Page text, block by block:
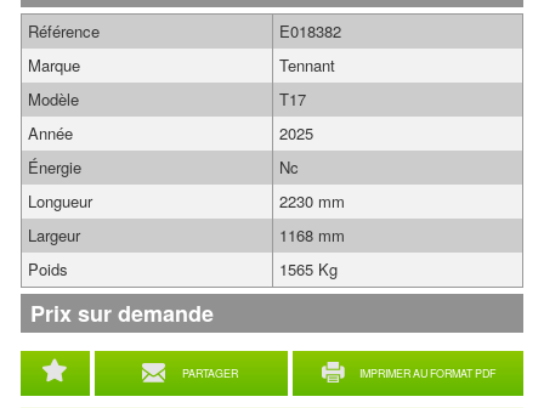
PARTAGER IMPRIMER AU FORMAT PDF
Référence
E018382
Marque
Tennant
Modèle
T17
Année
2025
Énergie
Nc
Longueur
2230 mm
Largeur
1168 mm
Poids
1565 Kg
Prix sur demande